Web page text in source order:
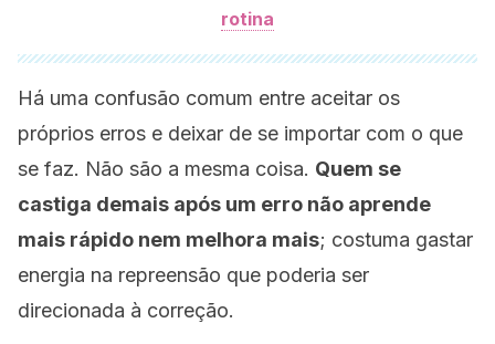
rotina
Há uma confusão comum entre aceitar os
próprios erros e deixar de se importar com o que
se faz. Não são a mesma coisa. Quem se
castiga demais após um erro não aprende
mais rápido nem melhora mais; costuma gastar
energia na repreensão que poderia ser
direcionada à correção.